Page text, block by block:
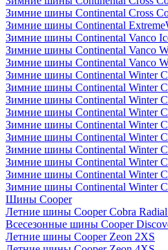
Зимние шины Continental Cross
Зимние шины Continental
Зимние шины Continental Vanco
Зимние шины Continental Vanco
Зимние шины Continental Vanco
Зимние шины Continental Winter
Зимние шины Continental Winter
Зимние шины Continental Winter
Зимние шины Continental Winter
Зимние шины Continental Winter
Зимние шины Continental Winter
Зимние шины Continental Winter
Зимние шины Continental Winter
Зимние шины Continental Winter
Зимние шины Continental Winter
Шины Cooper
Летние шины Cooper Cobra
Всесезонные шины Cooper
Летние шины Cooper Zeon 2XS